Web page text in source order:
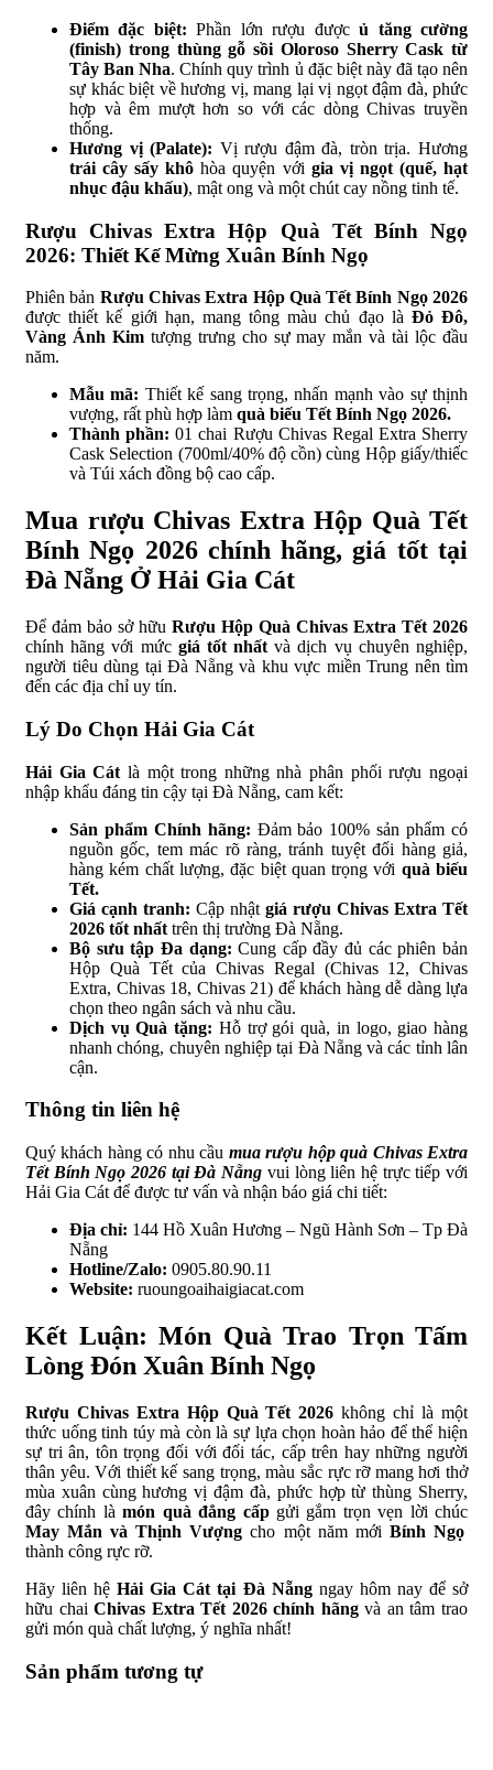
Điểm đặc biệt: Phần lớn rượu đượcủ tăng cường
(finish) trong thùng gỗ sồi Oloroso Sherry Cask từ
Tây Ban Nha. Chính quy trình ủ đặc biệt này đã tạo nên
sự khác biệt về hương vị, mang lại vị ngọt đậm đà, phức
hợp và êm mượt hơn so với các dòng Chivas truyền
thống.
Hương vị (Palate): Vị rượu đậm đà, tròn trịa. Hương
trái cây sấy khô hòa quyện với gia vị ngọt (quế, hạt
nhục đậu khấu), mật ong và một chút cay nồng tinh tế.
Rượu Chivas Extra Hộp Quà Tết Bính Ngọ
2026: Thiết Kế Mừng Xuân Bính Ngọ
Phiên bản Rượu Chivas Extra Hộp Quà Tết Bính Ngọ 2026
được thiết kế giới hạn, mang tông màu chủ đạo là Đỏ Đô,
Vàng Ánh Kimtượng trưng cho sự may mắn và tài lộc đầu
năm.
Mẫu mã: Thiết kế sang trọng, nhấn mạnh vào sự thịnh
vượng, rất phù hợp làm quà biếu Tết Bính Ngọ 2026.
Thành phần:01 chai Rượu Chivas Regal Extra Sherry
Cask Selection (700ml/40% độ cồn) cùng Hộp giấy/thiếc
và Túi xách đồng bộ cao cấp.
Mua rượu Chivas Extra Hộp Quà Tết
Bính Ngọ 2026 chính hãng, giá tốt tại
Đà Nẵng Ở Hải Gia Cát
Để đảm bảo sở hữu Rượu Hộp Quà Chivas Extra Tết 2026
chính hãng với mức giá tốt nhất và dịch vụ chuyên nghiệp,
người tiêu dùng tại Đà Nẵng và khu vực miền Trung nên tìm
đến các địa chỉ uy tín.
Lý Do Chọn Hải Gia Cát
Hải Gia Cát là một trong những nhà phân phối rượu ngoại
nhập khẩu đáng tin cậy tại Đà Nẵng, cam kết:
Sản phẩm Chính hãng: Đảm bảo 100% sản phẩm có
nguồn gốc, tem mác rõ ràng, tránh tuyệt đối hàng giả,
hàng kém chất lượng, đặc biệt quan trọng với quà biếu
Tết.
Giá cạnh tranh: Cập nhật giá rượu Chivas Extra Tết
2026 tốt nhất trên thị trường Đà Nẵng.
Bộ sưu tập Đa dạng:Cung cấp đầy đủ các phiên bản
Hộp Quà Tết của Chivas Regal (Chivas 12, Chivas
Extra, Chivas 18, Chivas 21) để khách hàng dễ dàng lựa
chọn theo ngân sách và nhu cầu.
Dịch vụ Quà tặng: Hỗ trợ gói quà, in logo, giao hàng
nhanh chóng, chuyên nghiệp tại Đà Nẵng và các tỉnh lân
cận.
Thông tin liên hệ
Quý khách hàng có nhu cầu mua rượu hộp quà Chivas Extra
Tết Bính Ngọ 2026 tại Đà Nẵng vui lòng liên hệ trực tiếp với
Hải Gia Cát để được tư vấn và nhận báo giá chi tiết:
Địa chỉ: 144 Hồ Xuân Hương – Ngũ Hành Sơn – Tp Đà
Nẵng
Hotline/Zalo: 0905.80.90.11
Website: ruoungoaihaigiacat.com
Kết Luận: Món Quà Trao Trọn Tấm
Lòng Đón Xuân Bính Ngọ
Rượu Chivas Extra Hộp Quà Tết 2026 không chỉ là một
thức uống tinh túy mà còn là sự lựa chọn hoàn hảo để thể hiện
sự tri ân, tôn trọng đối với đối tác, cấp trên hay những người
thân yêu. Với thiết kế sang trọng, màu sắc rực rỡ mang hơi thở
mùa xuân cùng hương vị đậm đà, phức hợp từ thùng Sherry,
đây chính làmón quà đẳng cấpgửi gắm trọn vẹn lời chúc
May Mắn và Thịnh Vượng cho một năm mới Bính Ngọ
thành công rực rỡ.
Hãy liên hệHải Gia Cát tại Đà Nẵngngay hôm nay để sở
hữu chaiChivas Extra Tết 2026 chính hãngvà an tâm trao
gửi món quà chất lượng, ý nghĩa nhất!
Sản phẩm tương tự